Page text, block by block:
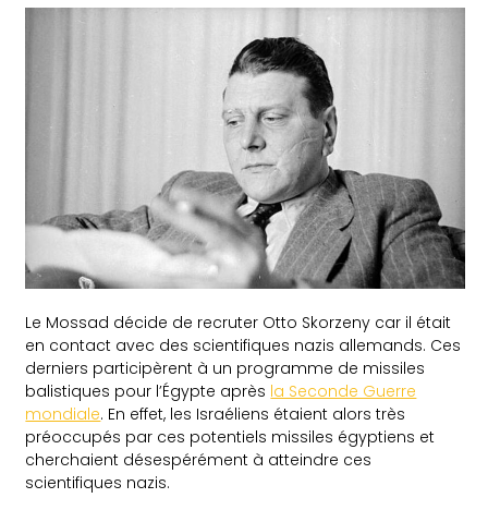
Le Mossad décide de recruter Otto Skorzeny car il était
en contact avec des scientifiques nazis allemands. Ces
derniers participèrent à un programme de missiles
balistiques pour l’Égypte après la Seconde Guerre
mondiale. En effet, les Israéliens étaient alors très
préoccupés par ces potentiels missiles égyptiens et
cherchaient désespérément à atteindre ces
scientifiques nazis.